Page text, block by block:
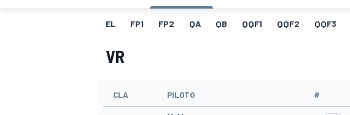
EL FP1 FP2 QA QB QQF1 QQF2 QQF3
VR
CLA PILOTO #